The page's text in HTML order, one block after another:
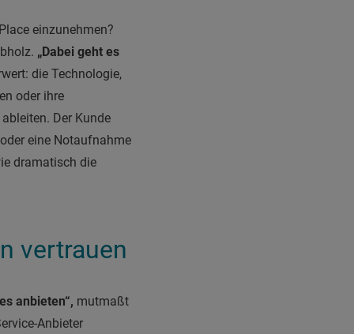
einzunehmen?
„Dabei geht es
die Technologie,
oder ihre
Der Kunde
eine Notaufnahme
dramatisch die
vertrauen
anbieten“, mutmaßt
Anbieter